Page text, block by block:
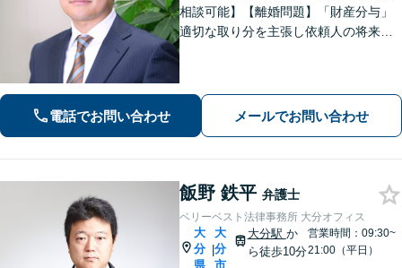
相談可能】【離婚問題】「財産分与」
適切な取り分を主張し依頼人の将来を
どお任せください
電話でお問い合わせ メールでお問い合わせ
飯野 鉄平 弁護士
ベリーベスト法律事務所 大分オフィス
大
分
県
|
大
分
市
大分駅 か
ら徒歩10分
営業時間：09:30~
21:00（平日）